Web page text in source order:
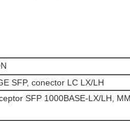
SFP, conector LC LX/LH
SFP 1000BASE-LX/LH,